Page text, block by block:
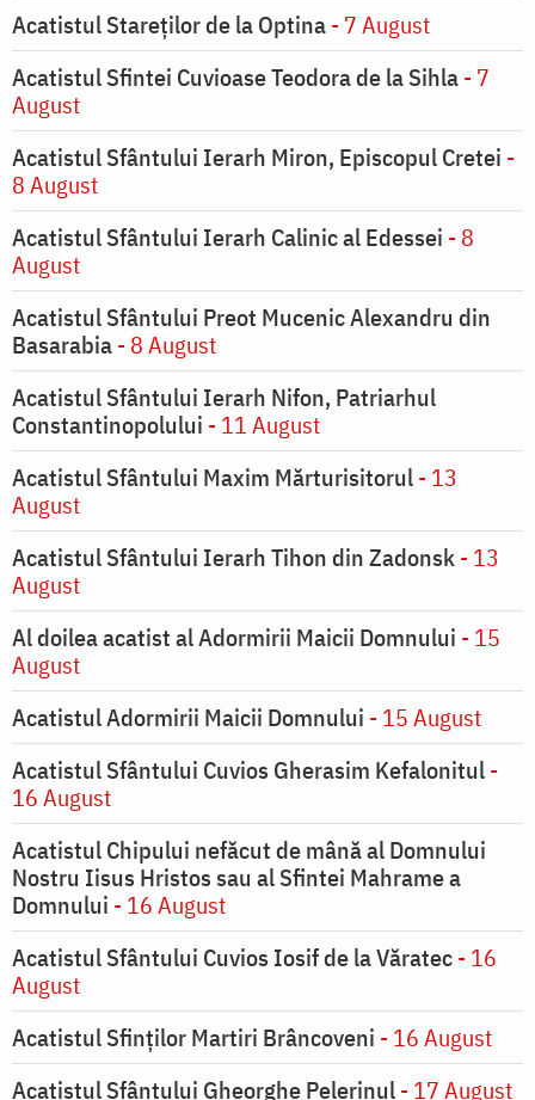
Acatistul Stareţilor de la Optina- 7 August
Acatistul Sfintei Cuvioase Teodora de la Sihla- 7
August
Acatistul Sfântului Ierarh Miron, Episcopul Cretei -
8 August
Acatistul Sfântului Ierarh Calinic al Edessei - 8
August
Acatistul Sfântului Preot Mucenic Alexandru din
Basarabia- 8 August
Acatistul Sfântului Ierarh Nifon, Patriarhul
Constantinopolului - 11 August
Acatistul Sfântului Maxim Mărturisitorul- 13
August
Acatistul Sfântului Ierarh Tihon din Zadonsk- 13
August
Al doilea acatist al Adormirii Maicii Domnului - 15
August
Acatistul Adormirii Maicii Domnului - 15 August
Acatistul Sfântului Cuvios Gherasim Kefalonitul-
16 August
Acatistul Chipului nefăcut de mână al Domnului
Nostru Iisus Hristos sau al Sfintei Mahrame a
Domnului - 16 August
Acatistul Sfântului Cuvios Iosif de la Văratec- 16
August
Acatistul Sfinților Martiri Brâncoveni - 16 August
Acatistul Sfântului Gheorghe Pelerinul- 17 August